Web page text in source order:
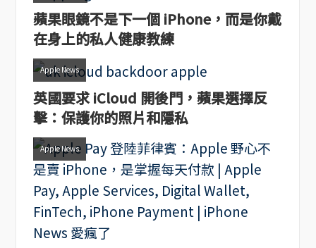
蘋果眼鏡不是下一個 iPhone，而是你戴
在身上的私人健康教練
Apple News
英國要求 iCloud 開後門，蘋果選擇反
擊：保護你的照片和隱私
Apple News